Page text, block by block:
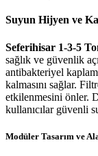
Suyun Hijyen ve
Seferihisar 1-3-5
sağlık ve güvenlik
antibakteriyel
kalmasını sağlar.
etkilenmesini önler.
kullanıcılar güvenli
Modüler Tasarım ve